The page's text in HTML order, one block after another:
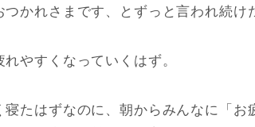
つかれさまです、とずっと言われ続け
れやすくなっていくはず。
寝たはずなのに、朝からみんなに「